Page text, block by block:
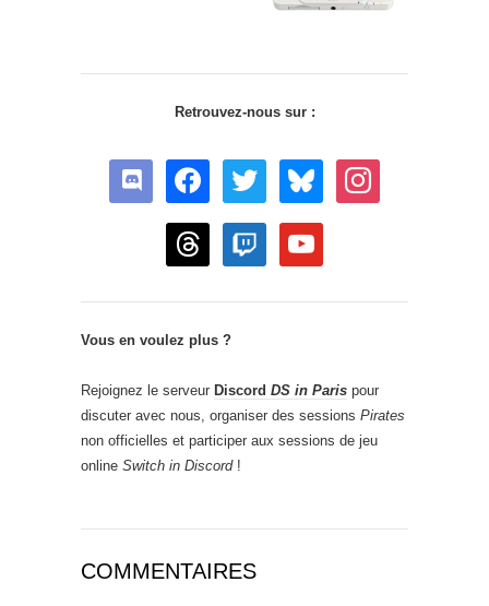
Retrouvez-nous sur :
discord facebook twitter bluesky instagram
threads twitch youtube
Vous en voulez plus ?
Rejoignez le serveur Discord DS in Paris pour
discuter avec nous, organiser des sessions Pirates
non officielles et participer aux sessions de jeu
online Switch in Discord!
COMMENTAIRES